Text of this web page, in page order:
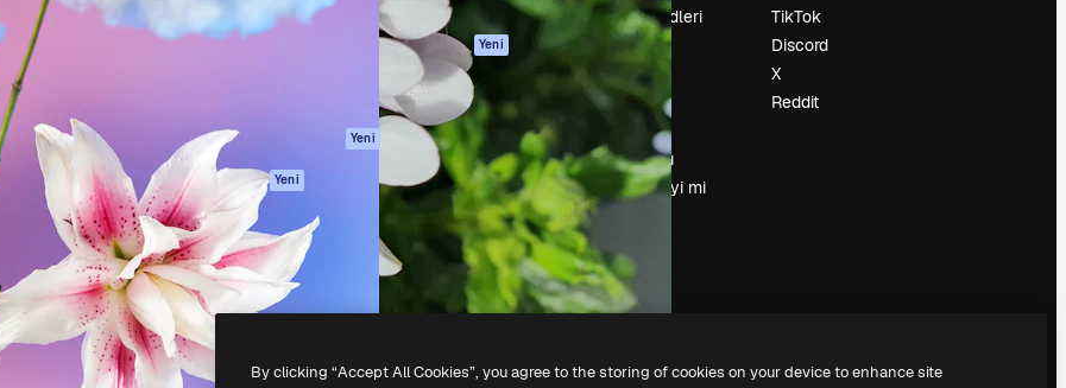
AI video
oluşturucu
Claude/ChatGPT
için MCP
Yeni
Ajanlar Yeni
API
Mobil Uygulama
Tüm Magnific
araçları
Gizlilik Politikası
Orijinaller Yeni
Çerez politikası
Güven merkezi
Satış ortakları
Kurumsal
Arama trendleri
Blog
Olaylar
Slidesgo
İçerik satışı
Basın odası
Magnific.ai’yi mi
arıyorsun?
TikTok
Discord
X
Reddit
Freepik Company S.L.U. Her hakkı saklıdır
By clicking “Accept All Cookies”, you agree to the storing of cookies on your device to enhance site